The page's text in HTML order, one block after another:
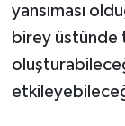
yansıması
birey üstünde